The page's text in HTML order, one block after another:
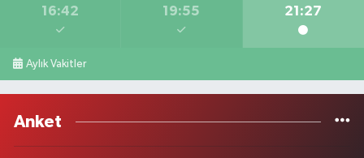
16:42 19:55 21:27
Aylık Vakitler
Anket